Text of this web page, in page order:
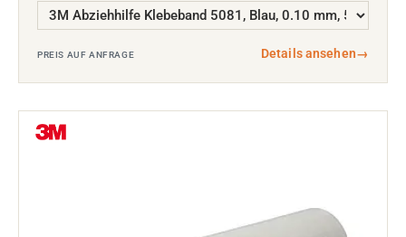
PREIS AUF ANFRAGE Details ansehen→